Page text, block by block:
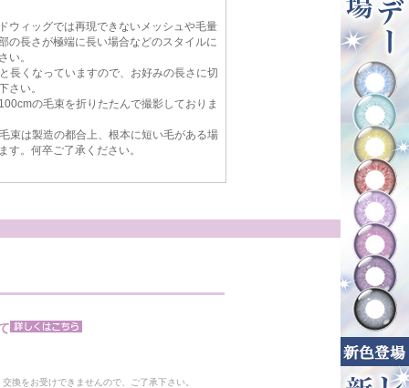
ウィッグでは再現できないメッシュや毛量
の長さが極端に長い場合などのスタイルに
い。
長くなっていますので、お好みの長さに切
さい。
の毛束を折りたたんで撮影しておりま
束は製造の都合上、根本に短い毛がある場
す。何卒ご了承ください。
換をお受けできませんので、ご了承下さい。